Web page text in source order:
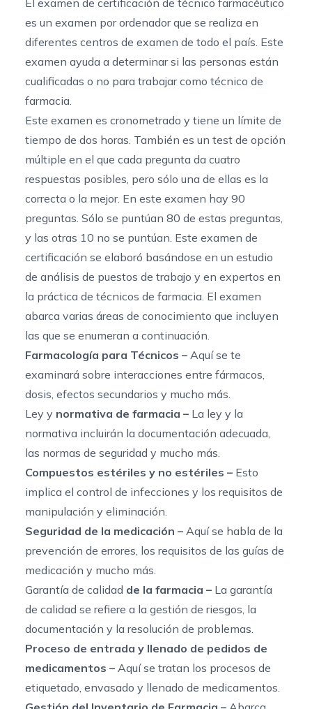
El examen de certificación de técnico farmacéutico
es un examen por ordenador que se realiza en
diferentes centros de examen de todo el país. Este
examen ayuda a determinar si las personas están
cualificadas o no para trabajar como técnico de
farmacia.
Este examen es cronometrado y tiene un límite de
tiempo de dos horas. También es un test de opción
múltiple en el que cada pregunta da cuatro
respuestas posibles, pero sólo una de ellas es la
correcta o la mejor. En este examen hay 90
preguntas. Sólo se puntúan 80 de estas preguntas,
y las otras 10 no se puntúan. Este examen de
certificación se elaboró basándose en un estudio
de análisis de puestos de trabajo y en expertos en
la práctica de técnicos de farmacia. El examen
abarca varias áreas de conocimiento que incluyen
las que se enumeran a continuación.
Farmacología para Técnicos – Aquí se te
examinará sobre interacciones entre fármacos,
dosis, efectos secundarios y mucho más.
Ley y normativa de farmacia – La ley y la
normativa incluirán la documentación adecuada,
las normas de seguridad y mucho más.
Compuestos estériles y no estériles – Esto
implica el control de infecciones y los requisitos de
manipulación y eliminación.
Seguridad de la medicación – Aquí se habla de la
prevención de errores, los requisitos de las guías de
medicación y mucho más.
Garantía de calidad de la farmacia – La garantía
de calidad se refiere a la gestión de riesgos, la
documentación y la resolución de problemas.
Proceso de entrada y llenado de pedidos de
medicamentos – Aquí se tratan los procesos de
etiquetado, envasado y llenado de medicamentos.